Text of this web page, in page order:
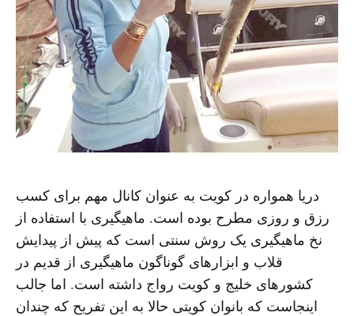
دریا همواره در کویت به عنوان کانال مهم برای کسب
رزق و روزی مطرح بوده است. ماهیگیری با استفاده از
نخ ماهیگیری یک روش سنتی است که پیش از پیدایش
قلاب و ابزارهای گوناگون ماهیگیری از قدیم در
کشورهای خلیج و کویت رواج داشته است. اما جالب
اینجاست که بانوان کویتی حالا به این تفریح که چندان